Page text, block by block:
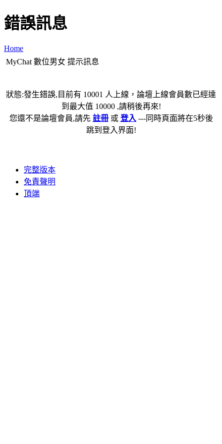
錯誤訊息
Home
MyChat 數位男女 提示訊息
狀態:發生錯誤,目前有 10001 人上線，論壇上線會員數已經達
到最大值 10000 ,請稍後再來!
您還不是論壇會員,請先 註冊或 登入 ---同時頁面將在5秒後
跳到登入界面!
完整版本
免責聲明
頂端